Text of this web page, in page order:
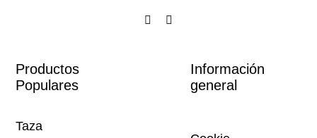
Productos
Populares
Taza
Información
general